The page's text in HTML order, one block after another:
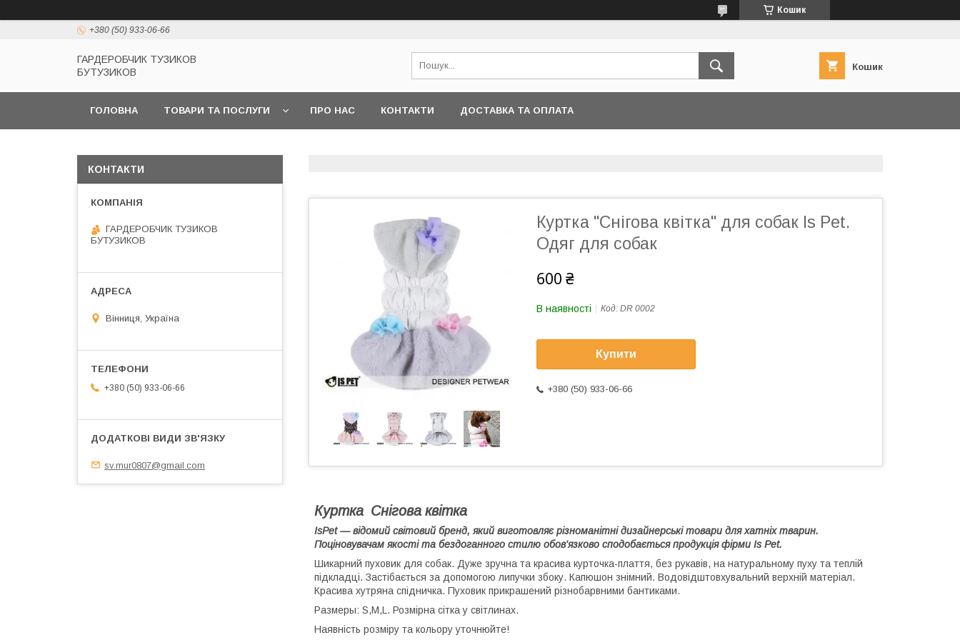
Кошик
+380 (50) 933-06-66
ГАРДЕРОБЧИК ТУЗИКОВ
БУТУЗИКОВ
Кошик
ГОЛОВНА ТОВАРИ ТА ПОСЛУГИ ПРО НАС КОНТАКТИ ДОСТАВКА ТА ОПЛАТА
Куртка "Снігова квітка" для собак Is Pet.
Одяг для собак
600 ₴
В наявності Код: DR 0002
Купити
+380 (50) 933-06-66
Куртка Снігова квітка
IsPet — відомий світовий бренд, який виготовляє різноманітні дизайнерські товари для хатніх тварин.
Поціновувачам якості та бездоганного стилю обов'язково сподобається продукція фірми Is Pet.
Шикарний пуховик для собак. Дуже зручна та красива курточка-плаття, без рукавів, на натуральному пуху та теплій
підкладці. Застібається за допомогою липучки збоку. Капюшон знімний. Водовідштовхувальний верхній матеріал.
Красива хутряна спідничка. Пуховик прикрашений різнобарвними бантиками.
Размеры: S,M,L. Розмірна сітка у світлинах.
Наявність розміру та кольору уточнюйте!
КОНТАКТИ
ГАРДЕРОБЧИК ТУЗИКОВ
БУТУЗИКОВ
Вінниця, Україна
+380 (50) 933-06-66
sv.mur0807@gmail.com